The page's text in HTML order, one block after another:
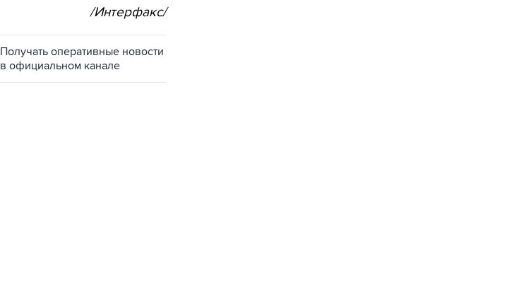
/Интерфакс/
Получать оперативные новости
в официальном канале